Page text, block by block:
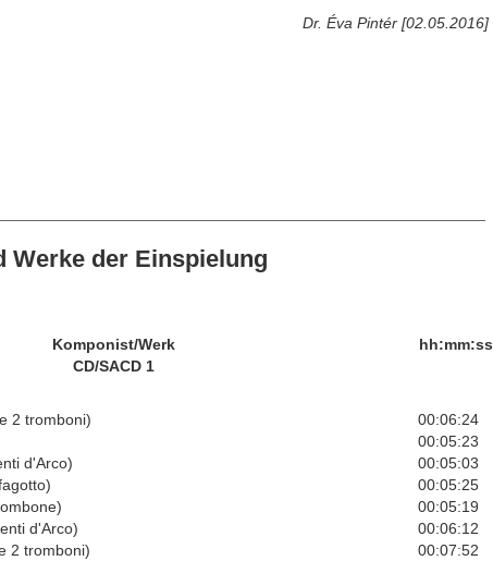
Dr. Éva Pintér [02.05.2016]
Werke der Einspielung
Komponist/Werk
hh:mm:ss
CD/SACD 1
2 tromboni)
00:06:24
00:05:23
d'Arco)
00:05:03
00:05:25
00:05:19
d'Arco)
00:06:12
2 tromboni)
00:07:52